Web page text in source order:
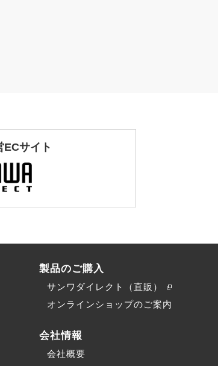
ECサイト
製品のご購入
サンワダイレクト（直販）
オンラインショップのご案内
会社情報
会社概要